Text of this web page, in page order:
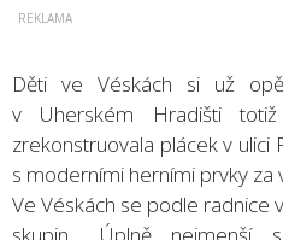
Děti ve Véskách si už
v Uherském Hradišti
zrekonstruovala plácek v ulici
s moderními herními prvky za
Ve Véskách se podle radnice
skupin. „Úplně nejmenší